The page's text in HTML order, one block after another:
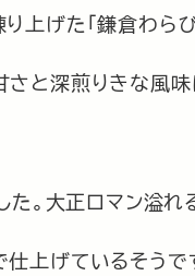
上げた「鎌倉わら
と深煎りきな風味
。大正ロマン溢
上げているそうで